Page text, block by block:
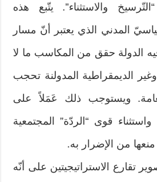
والاستثناء”. يتّبع هذه
المدني الذي يعتبر أنّ مسار
الدولة حقق من المكاسب ما لا
الديمقراطية المدولنة تحجب
ويستوجب ذلك عَمَلاً على
قوى “الردّة” المجتمعية
من الإضرار به.
تقارع الاستراتيجيتين على أنّه